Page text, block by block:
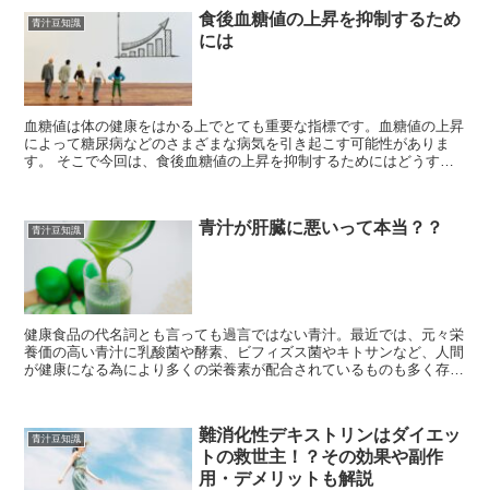
青汁豆知識
食後血糖値の上昇を抑制するため
には
血糖値は体の健康をはかる上でとても重要な指標です。血糖値の上昇
によって糖尿病などのさまざまな病気を引き起こす可能性がありま
す。 そこで今回は、食後血糖値の上昇を抑制するためにはどうすれ
青汁豆知識 青汁が肝臓に悪いって本当？？
健康食品の代名詞とも言っても過言ではない青汁。最近では、元々栄
養価の高い青汁に乳酸菌や酵素、ビフィズス菌やキトサンなど、人間
が健康になる為により多くの栄養素が配合されているものも多く存在
青汁豆知識
難消化性デキストリンはダイエッ
トの救世主！？その効果や副作
用・デメリットも解説